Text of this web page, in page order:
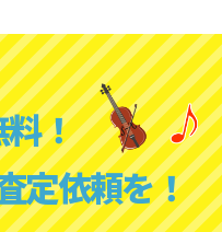
！
定依頼を！